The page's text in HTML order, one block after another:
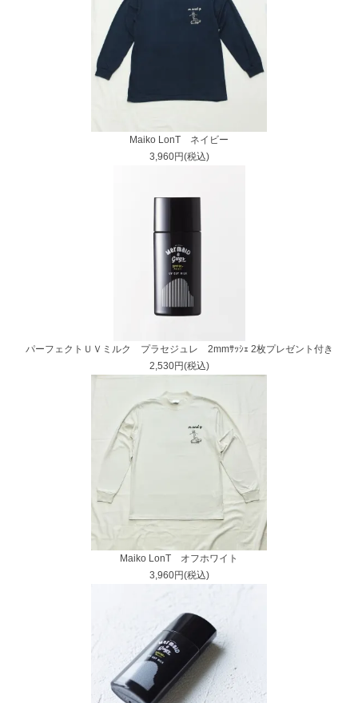
Maiko LonT ネイビー
3,960円(税込)
パーフェクトＵＶミルク プラセジュレ 2mmｻｯｼｪ 2枚プレゼント付き
2,530円(税込)
Maiko LonT オフホワイト
3,960円(税込)